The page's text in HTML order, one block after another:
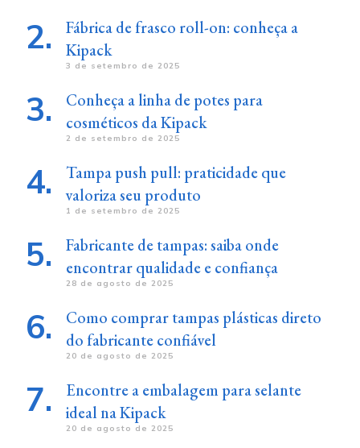
Fábrica de frasco roll-on: conheça a
Kipack
3 de setembro de 2025
Conheça a linha de potes para
cosméticos da Kipack
2 de setembro de 2025
Tampa push pull: praticidade que
valoriza seu produto
1 de setembro de 2025
Fabricante de tampas: saiba onde
encontrar qualidade e confiança
28 de agosto de 2025
Como comprar tampas plásticas direto
do fabricante confiável
20 de agosto de 2025
Encontre a embalagem para selante
ideal na Kipack
20 de agosto de 2025